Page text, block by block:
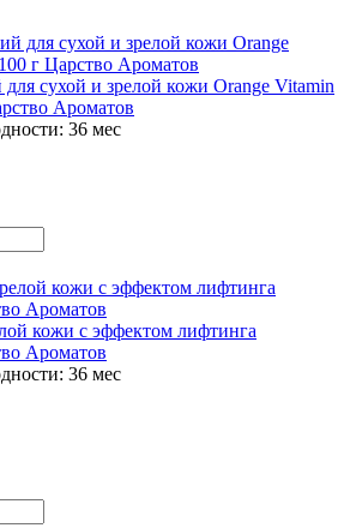
сухой и зрелой кожи Orange Vitamin
Ароматов
36 мес
кожи с эффектом лифтинга
Ароматов
36 мес